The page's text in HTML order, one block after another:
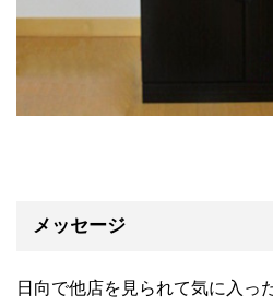
メッセージ
日向で他店を見られて気に入っ